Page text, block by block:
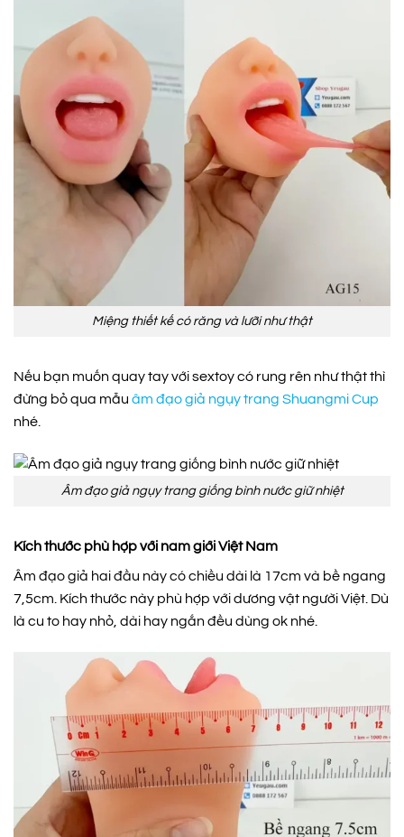
Miệng thiết kế có răng và lưỡi như thật
Nếu bạn muốn quay tay với sextoy có rung rên như thật thì
đừng bỏ qua mẫu âm đạo giả ngụy trang Shuangmi Cup
nhé.
Âm đạo giả ngụy trang giống bình nước giữ nhiệt
Kích thước phù hợp với nam giới Việt Nam
Âm đạo giả hai đầu này có chiều dài là 17cm và bề ngang
7,5cm. Kích thước này phù hợp với dương vật người Việt. Dù
là cu to hay nhỏ, dài hay ngắn đều dùng ok nhé.